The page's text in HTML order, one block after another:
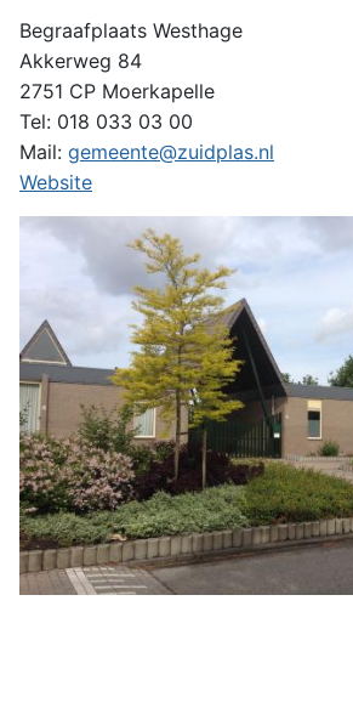
Begraafplaats Westhage
Akkerweg 84
2751 CP Moerkapelle
Tel: 018 033 03 00
Mail: gemeente@zuidplas.nl
Website